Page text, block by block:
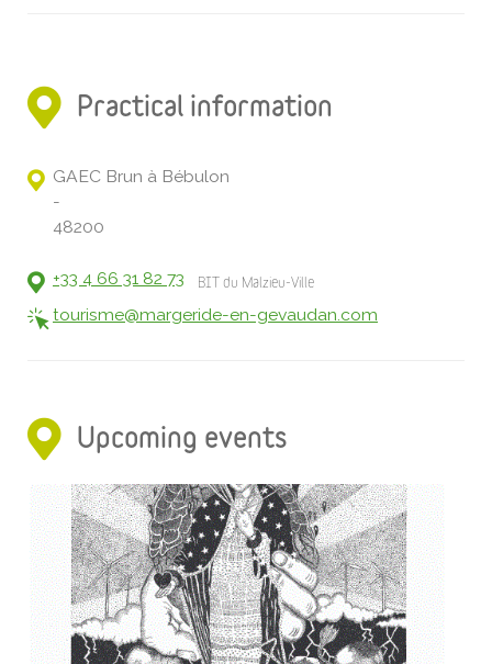
Practical information
GAEC Brun à Bébulon
-
48200
+33 4 66 31 82 73 BIT du Malzieu-Ville
tourisme@margeride-en-gevaudan.com
Upcoming events